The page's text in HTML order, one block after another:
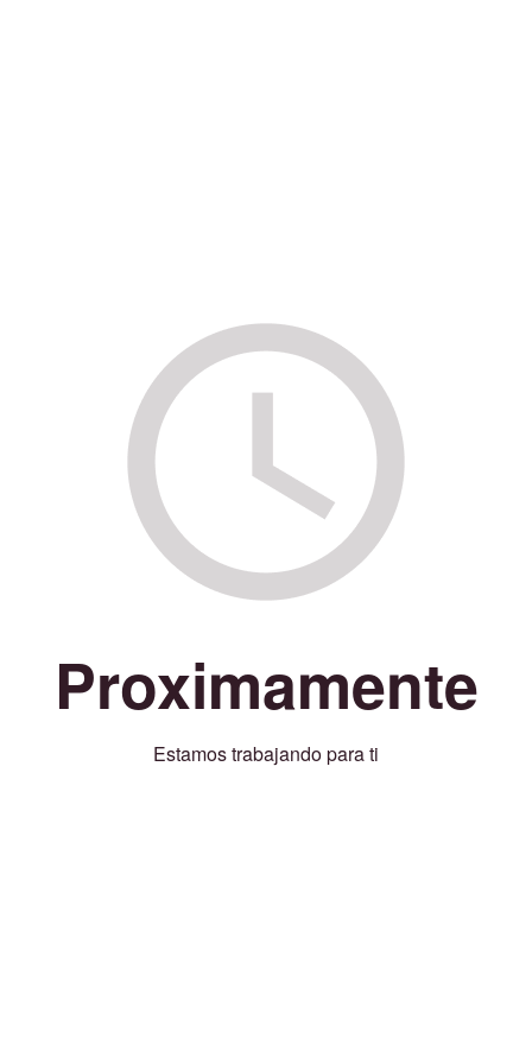
Proximamente
Estamos trabajando para ti